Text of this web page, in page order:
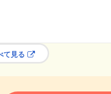
て見る